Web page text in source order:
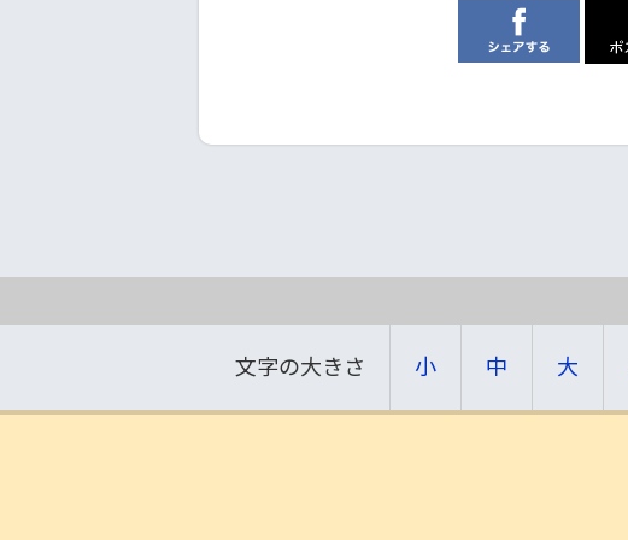
文字の大きさ 小 中 大